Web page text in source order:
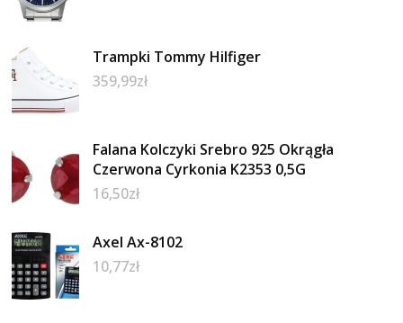
Trampki Tommy Hilfiger
359,99zł
Falana Kolczyki Srebro 925 Okrągła
Czerwona Cyrkonia K2353 0,5G
16,50zł
Axel Ax-8102
10,77zł